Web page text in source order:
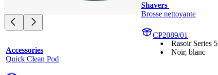
Accessories
Quick Clean Pod
Shavers
Brosse nettoyante
CP2089/01
Rasoir Series
Noir, blanc